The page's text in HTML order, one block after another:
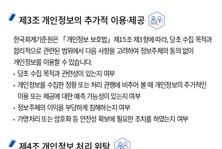
제3조 개인정보의 추가적 이용·제공
한국회계기준원은 「개인정보 보호법」제15조 제3항에 따라, 당초 수집 목적과
합리적으로 관련된 범위에서 다음 사항을 고려하여 정보주체의 동의 없이
개인정보를 이용할 수 있습니다.
당초 수집 목적과 관련성이 있는지 여부
개인정보를 수집한 정황 또는 처리 관행에 비추어 볼 때 개인정보의 추가적인
이용 또는 제공에 대한 예측 가능성이 있는지 여부
정보주체의 이익을 부당하게 침해하는지 여부
가명처리 또는 암호화 등 안전성 확보에 필요한 조치를 하였는지 여부